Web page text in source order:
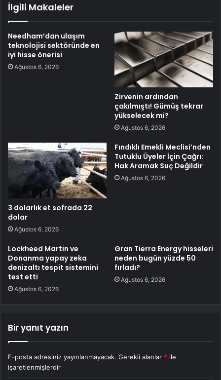
İlgili Makaleler
Needham’dan ulaşım
teknolojisi sektöründe en
iyi hisse önerisi
Ağustos 6, 2026
Zirvenin ardından
çakılmıştı! Gümüş tekrar
yükselecek mi?
Ağustos 6, 2026
3 dolarlık et sofrada 22
dolar
Ağustos 6, 2026
Fındıklı Emekli Meclisi’nden
Tutuklu Üyeler İçin Çağrı:
Hak Aramak Suç Değildir
Ağustos 6, 2026
Lockheed Martin ve
Donanma yapay zeka
denizaltı tespit sistemini
test etti
Ağustos 6, 2026
Gran Tierra Energy hisseleri
neden bugün yüzde 50
fırladı?
Ağustos 6, 2026
Bir yanıt yazın
E-posta adresiniz yayınlanmayacak. Gerekli alanlar * ile
işaretlenmişlerdir